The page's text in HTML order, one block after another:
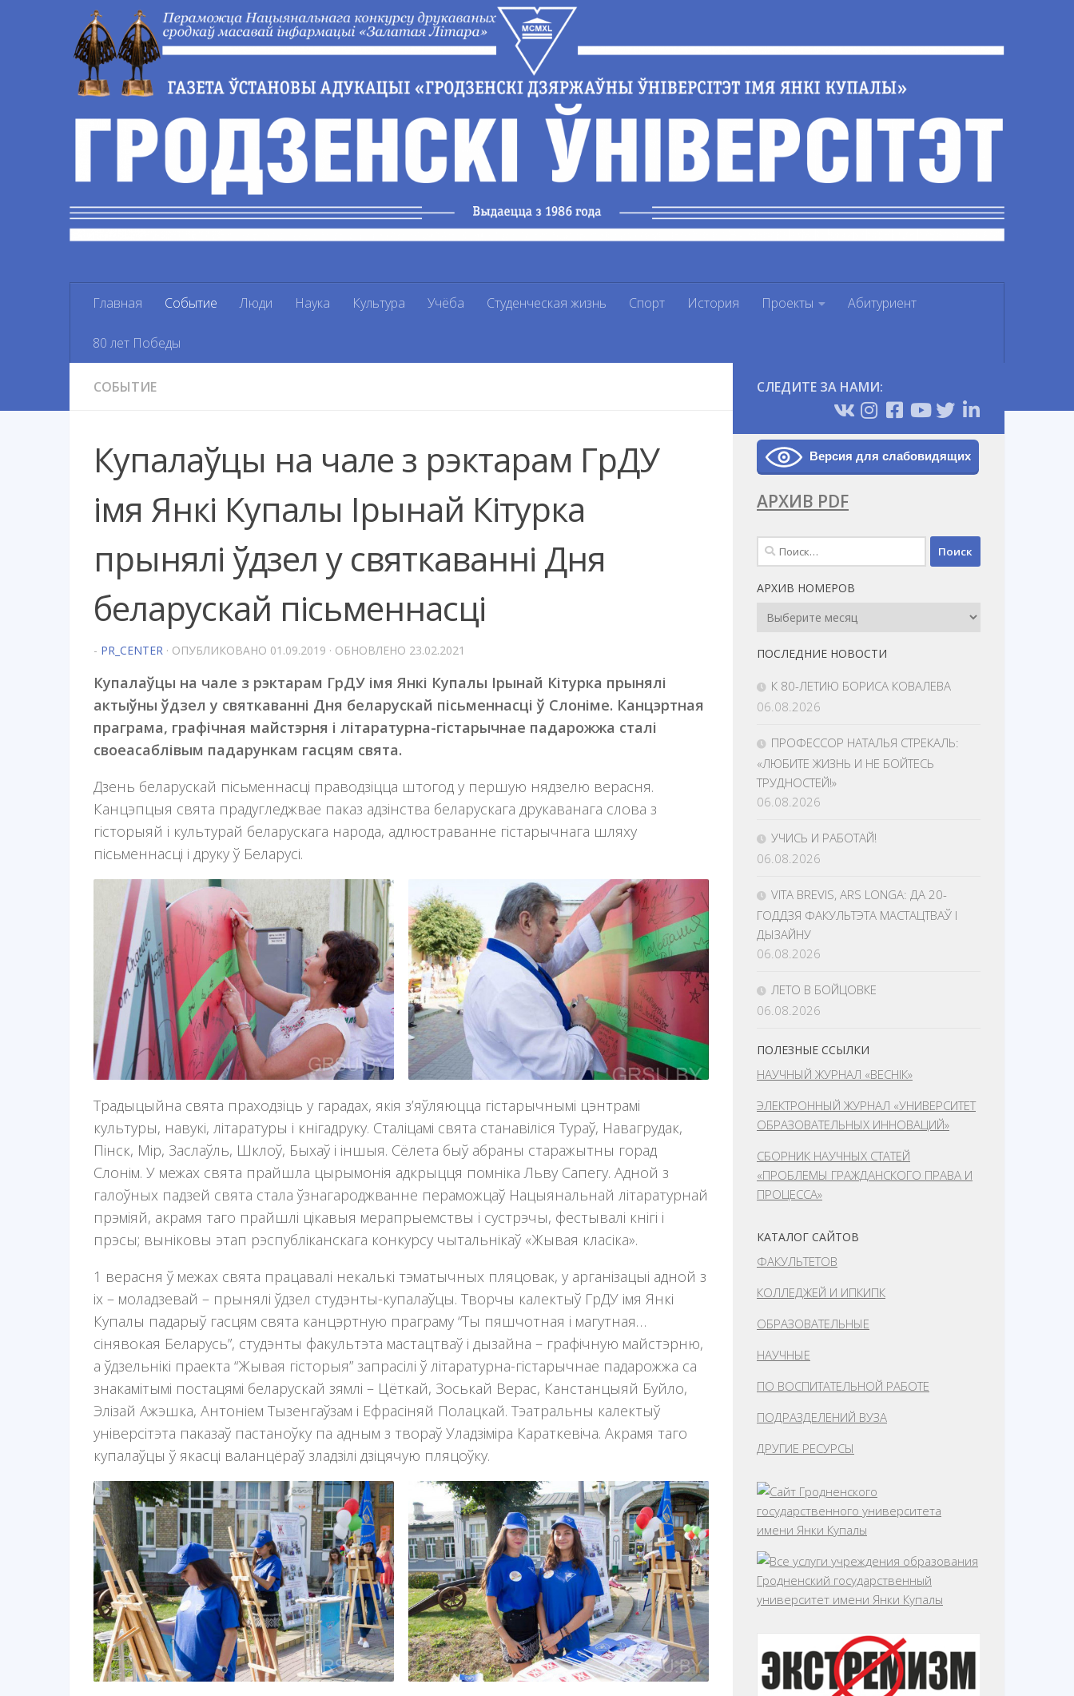
Перейти к содержимому
Главная Событие Люди Наука Культура Учёба Студенческая жизнь Спорт История Проекты Абитуриент
80 лет Победы
СОБЫТИЕ
Купалаўцы на чале з рэктарам ГрДУ
імя Янкі Купалы Ірынай Кітурка
прынялі ўдзел у святкаванні Дня
беларускай пісьменнасці
- PR_CENTER · ОПУБЛИКОВАНО 01.09.2019 · ОБНОВЛЕНО 23.02.2021
Купалаўцы на чале з рэктарам ГрДУ імя Янкі Купалы Ірынай Кітурка прынялі
актыўны ўдзел у святкаванні Дня беларускай пісьменнасці ў Слоніме. Канцэртная
праграма, графічная майстэрня і літаратурна-гістарычнае падарожжа сталі
своеасаблівым падарункам гасцям свята.
Дзень беларускай пісьменнасці праводзіцца штогод у першую нядзелю верасня.
Канцэпцыя свята прадугледжвае паказ адзінства беларускага друкаванага слова з
гісторыяй і культурай беларускага народа, адлюстраванне гістарычнага шляху
пісьменнасці і друку ў Беларусі.
Традыцыйна свята праходзіць у гарадах, якія з’яўляюцца гістарычнымі цэнтрамі
культуры, навукі, літаратуры і кнігадруку. Сталіцамі свята станавіліся Тураў, Навагрудак,
Пінск, Мір, Заслаўль, Шклоў, Быхаў і іншыя. Сёлета быў абраны старажытны горад
Слонім. У межах свята прайшла цырымонія адкрыцця помніка Льву Сапегу. Адной з
галоўных падзей свята стала ўзнагароджванне пераможцаў Нацыянальнай літаратурнай
прэміяй, акрамя таго прайшлі цікавыя мерапрыемствы і сустрэчы, фестывалі кнігі і
прэсы; выніковы этап рэспубліканскага конкурсу чытальнікаў «Жывая класіка».
1 верасня ў межах свята працавалі некалькі тэматычных пляцовак, у арганізацыі адной з
іх – моладзевай – прынялі ўдзел студэнты-купалаўцы. Творчы калектыў ГрДУ імя Янкі
Купалы падарыў гасцям свята канцэртную праграму “Ты пяшчотная і магутная…
сінявокая Беларусь”, студэнты факультэта мастацтваў і дызайна – графічную майстэрню,
а ўдзельнікі праекта “Жывая гісторыя” запрасілі ў літаратурна-гістарычнае падарожжа са
знакамітымі постацямі беларускай зямлі – Цёткай, Зоськай Верас, Канстанцыяй Буйло,
Элізай Ажэшка, Антоніем Тызенгаўзам і Ефрасіняй Полацкай. Тэатральны калектыў
універсітэта паказаў пастаноўку па адным з твораў Уладзіміра Караткевіча. Акрамя таго
купалаўцы ў якасці валанцёраў зладзілі дзіцячую пляцоўку.
СЛЕДИТЕ ЗА НАМИ:
Версия для слабовидящих
АРХИВ PDF
Найти:
АРХИВ НОМЕРОВ
Архив
ПОСЛЕДНИЕ НОВОСТИ
К 80-ЛЕТИЮ БОРИСА КОВАЛЕВА
06.08.2026
ПРОФЕССОР НАТАЛЬЯ СТРЕКАЛЬ:
«ЛЮБИТЕ ЖИЗНЬ И НЕ БОЙТЕСЬ
ТРУДНОСТЕЙ!»
06.08.2026
УЧИСЬ И РАБОТАЙ!
06.08.2026
VITA BREVIS, ARS LONGA: ДА 20-
ГОДДЗЯ ФАКУЛЬТЭТА МАСТАЦТВАЎ І
ДЫЗАЙНУ
06.08.2026
ЛЕТО В БОЙЦОВКЕ
06.08.2026
ПОЛЕЗНЫЕ ССЫЛКИ
НАУЧНЫЙ ЖУРНАЛ «ВЕСНІК»
ЭЛЕКТРОННЫЙ ЖУРНАЛ «УНИВЕРСИТЕТ
ОБРАЗОВАТЕЛЬНЫХ ИННОВАЦИЙ»
СБОРНИК НАУЧНЫХ СТАТЕЙ
«ПРОБЛЕМЫ ГРАЖДАНСКОГО ПРАВА И
ПРОЦЕССА»
КАТАЛОГ САЙТОВ
ФАКУЛЬТЕТОВ
КОЛЛЕДЖЕЙ И ИПКИПК
ОБРАЗОВАТЕЛЬНЫЕ
НАУЧНЫЕ
ПО ВОСПИТАТЕЛЬНОЙ РАБОТЕ
ПОДРАЗДЕЛЕНИЙ ВУЗА
ДРУГИЕ РЕСУРСЫ